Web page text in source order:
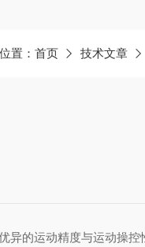
置： 首页 技术文章
异的运动精度与运动操